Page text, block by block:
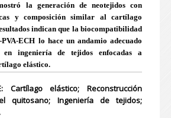
la generación de neotejidos con
y composición similar al cartílago
indican que la biocompatibilidad
ECH lo hace un andamio adecuado
en ingeniería de tejidos enfocadas a
elástico.
Cartílago elástico; Reconstrucción
quitosano; Ingeniería de tejidos;